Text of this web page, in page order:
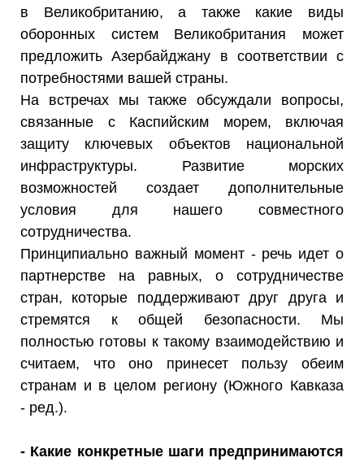
в Великобританию, а также какие виды
оборонных систем Великобритания может
предложить Азербайджану в соответствии с
потребностями вашей страны.
На встречах мы также обсуждали вопросы,
связанные с Каспийским морем, включая
защиту ключевых объектов национальной
инфраструктуры. Развитие морских
возможностей создает дополнительные
условия для нашего совместного
сотрудничества.
Принципиально важный момент - речь идет о
партнерстве на равных, о сотрудничестве
стран, которые поддерживают друг друга и
стремятся к общей безопасности. Мы
полностью готовы к такому взаимодействию и
считаем, что оно принесет пользу обеим
странам и в целом региону (Южного Кавказа
- ред.).
- Какие конкретные шаги предпринимаются